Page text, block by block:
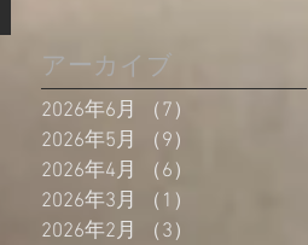
アーカイブ
2026年6月 （7）
2026年5月
（9）
2026年4月
（6）
2026年3月
（1）
2026年2月
（3）